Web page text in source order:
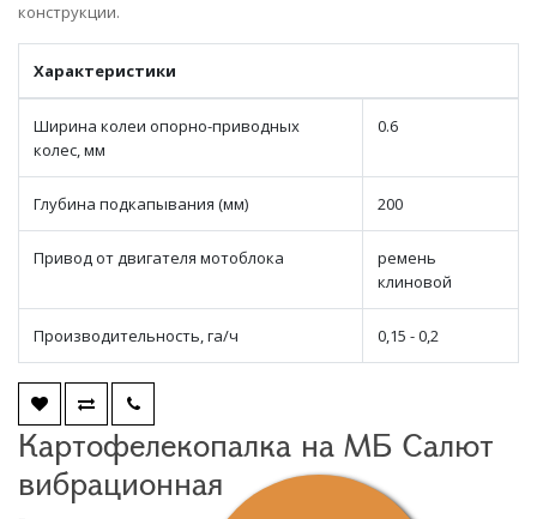
конструкции.
Характеристики
Ширина колеи опорно-приводных
колес, мм
0.6
Глубина подкапывания (мм) 200
Привод от двигателя мотоблока
ремень
клиновой
Производительность, га/ч 0,15 - 0,2
Картофелекопалка на МБ Салют
вибрационная